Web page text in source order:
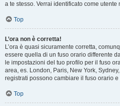
a te stesso. Verrai identificato come utente
Top
L’ora non è corretta!
L’ora è quasi sicuramente corretta,
essere quella di un fuso orario differente
le impostazioni del tuo profilo per il fuso
area, es. London, Paris, New York,
registrati possono cambiare il fuso orario
Top